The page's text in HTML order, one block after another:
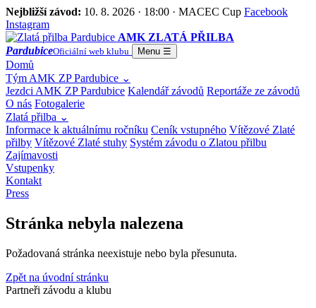
Nejbližší závod: 10. 8. 2026 · 18:00 · MACEC Cup Facebook
Instagram
AMK ZLATÁ PŘILBA
PardubiceOficiální web klubu Menu ☰
Domů
Tým AMK ZP Pardubice ⌄
Jezdci AMK ZP Pardubice Kalendář závodů Reportáže ze závodů
O nás Fotogalerie
Zlatá přilba ⌄
Informace k aktuálnímu ročníku Ceník vstupného Vítězové Zlaté
přilby Vítězové Zlaté stuhy Systém závodu o Zlatou přilbu
Zajímavosti
Vstupenky
Kontakt
Press
Stránka nebyla nalezena
Požadovaná stránka neexistuje nebo byla přesunuta.
Zpět na úvodní stránku
Partneři závodu a klubu